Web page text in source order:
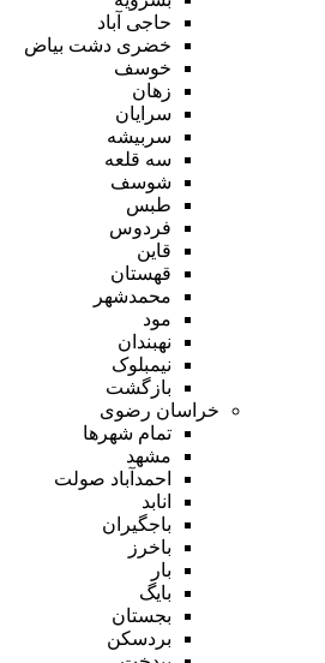
حاجی آباد
خضری دشت بیاض
خوسف
زهان
سرایان
سربیشه
سه قلعه
شوسف
طبس
فردوس
قاین
قهستان
محمدشهر
مود
نهبندان
نیمبلوک
بازگشت
خراسان رضوی
تمام شهر‌ها
مشهد
احمدآباد صولت
انابد
باجگیران
باخرز
بار
بایگ
بجستان
بردسکن